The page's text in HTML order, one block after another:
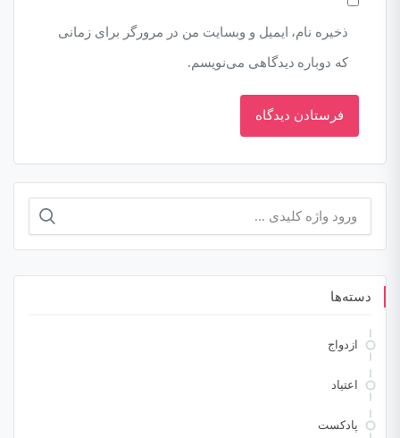
ذخیره نام، ایمیل و وبسایت من در مرورگر برای زمانی
که دوباره دیدگاهی می‌نویسم.
جستجو
دسته‌ها
ازدواج
اعتیاد
پادکست